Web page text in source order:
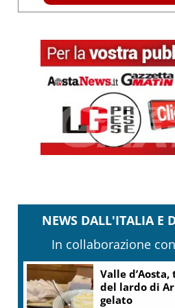
NEWS DALL'ITALIA E
In collaborazione
Valle
del lardo di
gelato